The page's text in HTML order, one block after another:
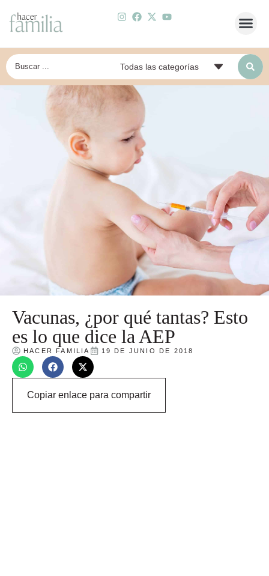
Vacunas, ¿por qué tantas? Esto
es lo que dice la AEP
HACER FAMILIA 19 DE JUNIO DE 2018
Copiar enlace para compartir